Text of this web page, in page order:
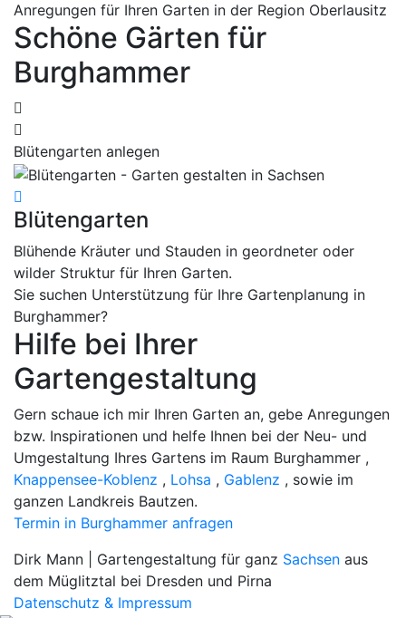
Anregungen für Ihren Garten in der Region Oberlausitz
Schöne Gärten für
Burghammer
Blütengarten anlegen
Blütengarten
Blühende Kräuter und Stauden in geordneter oder
wilder Struktur für Ihren Garten.
Sie suchen Unterstützung für Ihre Gartenplanung in
Burghammer?
Hilfe bei Ihrer
Gartengestaltung
Gern schaue ich mir Ihren Garten an, gebe Anregungen
bzw. Inspirationen und helfe Ihnen bei der Neu- und
Umgestaltung Ihres Gartens im Raum Burghammer ,
Knappensee-Koblenz , Lohsa , Gablenz , sowie im
ganzen Landkreis Bautzen.
Termin in Burghammer anfragen
Dirk Mann | Gartengestaltung für ganz Sachsen aus
dem Müglitztal bei Dresden und Pirna
Datenschutz & Impressum